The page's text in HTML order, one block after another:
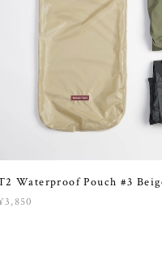
Waterproof Pouch #3